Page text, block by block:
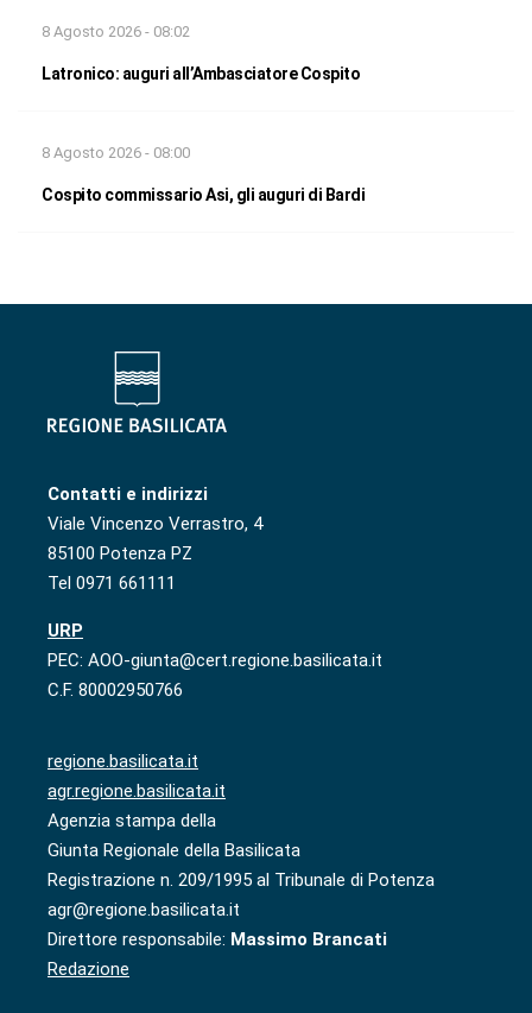
8 Agosto 2026 - 08:02
Latronico: auguri all’Ambasciatore Cospito
8 Agosto 2026 - 08:00
Cospito commissario Asi, gli auguri di Bardi
Contatti e indirizzi
Viale Vincenzo Verrastro, 4
85100 Potenza PZ
Tel 0971 661111
URP
PEC: AOO-giunta@cert.regione.basilicata.it
C.F. 80002950766
regione.basilicata.it
agr.regione.basilicata.it
Agenzia stampa della
Giunta Regionale della Basilicata
Registrazione n. 209/1995 al Tribunale di Potenza
agr@regione.basilicata.it
Direttore responsabile: Massimo Brancati
Redazione